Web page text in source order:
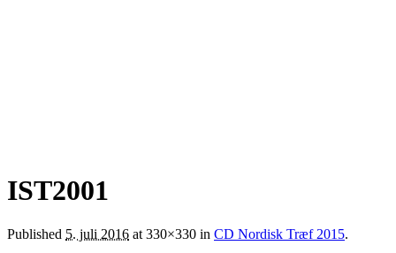
IST2001
Published 5. juli 2016 at 330×330 in CD Nordisk Træf 2015.